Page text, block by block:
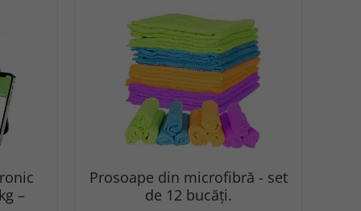
–
Prosoape din microfibră - set
de 12 bucăți.